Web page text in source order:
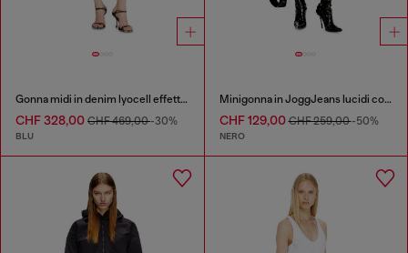
Gonna midi in denim lyocell effetto X-Ray
CHF 328,00 CHF 469,00-30%
BLU
Minigonna in JoggJeans lucidi con finitura spalmata
CHF 129,00CHF 259,00-50%
NERO